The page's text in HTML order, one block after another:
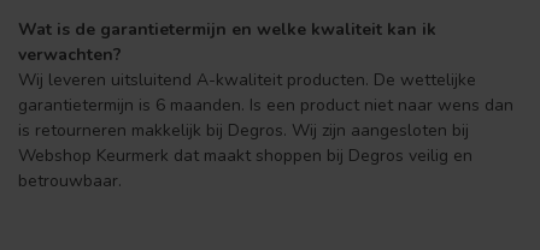
Wat is de garantietermijn en welke kwaliteit kan ik
verwachten?
Wij leveren uitsluitend A-kwaliteit producten. De wettelijke
garantietermijn is 6 maanden. Is een product niet naar wens dan
is retourneren makkelijk bij Degros. Wij zijn aangesloten bij
Webshop Keurmerk dat maakt shoppen bij Degros veilig en
betrouwbaar.